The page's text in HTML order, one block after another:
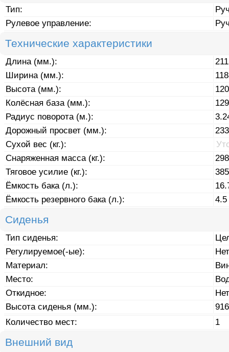
Тип:
Рулевое управление:
Технические характеристики
Длина (мм.):
Ширина (мм.):
Высота (мм.):
Колёсная база (мм.):
Радиус поворота (м.):
Дорожный просвет (мм.):
Сухой вес (кг.):
Снаряженная масса (кг.):
298
Тяговое усилие (кг.):
Ёмкость бака (л.):
Ёмкость резервного бака (л.):
4.5
Сиденья
Тип сиденья:
Регулируемое(-ые):
Нет
Материал:
Место:
Откидное:
Нет
Высота сиденья (мм.):
Количество мест:
1
Внешний вид